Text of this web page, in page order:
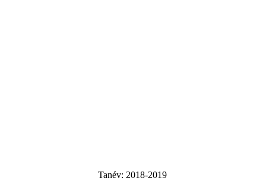
Tanév: 2018-2019